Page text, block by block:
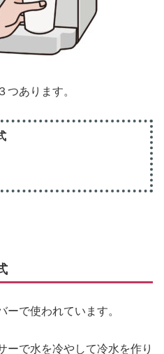
つあります。
で使われています。
ーで水を冷やして冷水を作り